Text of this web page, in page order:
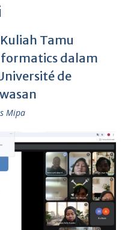
Tamu
dalam
de
Mipa